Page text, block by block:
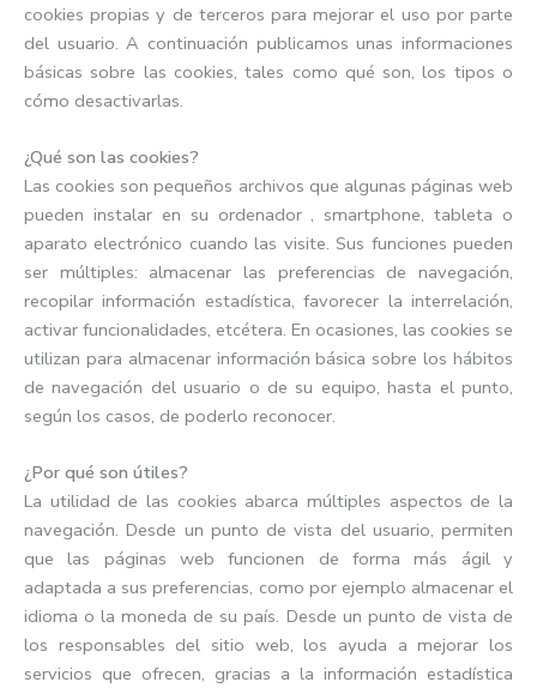
cookies propias y de terceros para mejorar el uso por parte
del usuario. A continuación publicamos unas informaciones
básicas sobre las cookies, tales como qué son, los tipos o
cómo desactivarlas.
¿Qué son las cookies?
Las cookies son pequeños archivos que algunas páginas web
pueden instalar en su ordenador , smartphone, tableta o
aparato electrónico cuando las visite. Sus funciones pueden
ser múltiples: almacenar las preferencias de navegación,
recopilar información estadística, favorecer la interrelación,
activar funcionalidades, etcétera. En ocasiones, las cookies se
utilizan para almacenar información básica sobre los hábitos
de navegación del usuario o de su equipo, hasta el punto,
según los casos, de poderlo reconocer.
¿Por qué son útiles?
La utilidad de las cookies abarca múltiples aspectos de la
navegación. Desde un punto de vista del usuario, permiten
que las páginas web funcionen de forma más ágil y
adaptada a sus preferencias, como por ejemplo almacenar el
idioma o la moneda de su país. Desde un punto de vista de
los responsables del sitio web, los ayuda a mejorar los
servicios que ofrecen, gracias a la información estadística